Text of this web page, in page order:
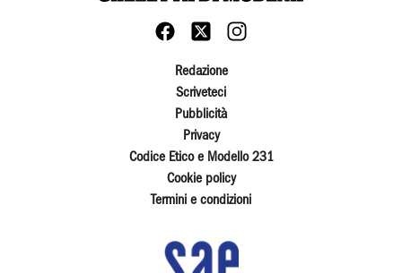
Redazione
Scriveteci
Pubblicità
Privacy
Codice Etico e Modello 231
Cookie policy
Termini e condizioni